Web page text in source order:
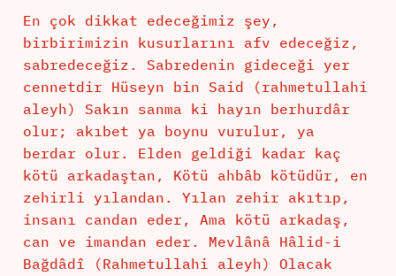
En çok dikkat edeceğimiz şey,
birbirimizin kusurlarını afv edeceğiz,
sabredeceğiz. Sabredenin gideceği yer
cennetdir Hüseyn bin Said (rahmetullahi
aleyh) Sakın sanma ki hayın berhurdâr
olur; akıbet ya boynu vurulur, ya
berdar olur. Elden geldiği kadar kaç
kötü arkadaştan, Kötü ahbâb kötüdür, en
zehirli yılandan. Yılan zehir akıtıp,
insanı candan eder, Ama kötü arkadaş,
can ve imandan eder. Mevlânâ Hâlid-i
Bağdâdî (Rahmetullahi aleyh) Olacak